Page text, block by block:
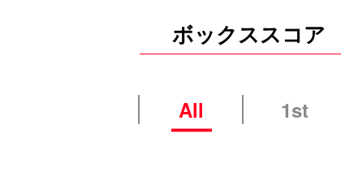
ボックススコア
All 1st